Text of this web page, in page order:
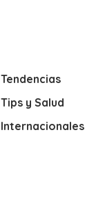
Tendencias
Tips y Salud
Internacionales